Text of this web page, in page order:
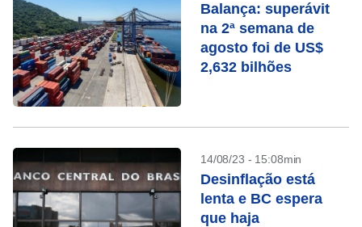
Balança: superávit
na 2ª semana de
agosto foi de US$
2,632 bilhões
14/08/23 - 15:08min
Desinflação está
lenta e BC espera
que haja